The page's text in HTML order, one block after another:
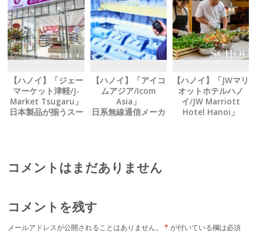
【ハノイ】「ジェー
マーケット津軽/J-
Market Tsugaru」
日本製品が揃うスー
【ハノイ】「アイコ
ムアジア/Icom
Asia」
日系無線通信メーカ
【ハノイ】「JWマリ
オットホテルハノ
イ/JW Marriott
Hotel Hanoi」
コメントはまだありません
コメントを残す
メールアドレスが公開されることはありません。 * が付いている欄は必須